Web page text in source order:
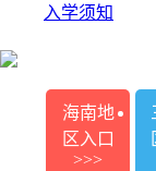
入学须知
海南地
区入口
>>>